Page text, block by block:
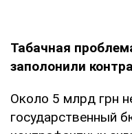
Табачная
заполонили
Около 5 млрд грн
государственный